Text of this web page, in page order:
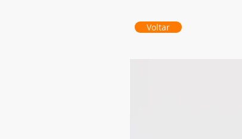
Voltar